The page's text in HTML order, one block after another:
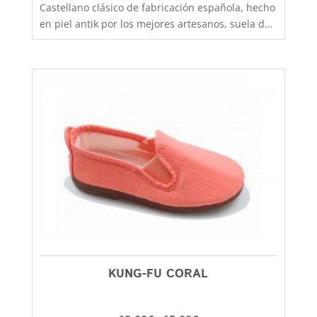
Castellano clásico de fabricación española, hecho
en piel antik por los mejores artesanos, suela de
goma antideslizante que aislara tu pie del frío y
utilizarlo tanto para colegio como para vestir más
desde la talla 36 a la 41. En Capitán Malaspina
zapatos mas baratos y de mejor calidad.
KUNG-FU CORAL